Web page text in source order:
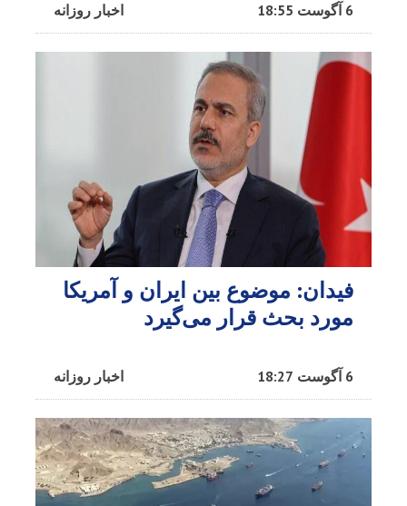
اخبار روزانه 6 آگوست 18:55
فیدان: موضوع بین ایران و آمریکا
مورد بحث قرار می‌گیرد
اخبار روزانه 6 آگوست 18:27